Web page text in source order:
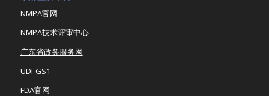
NMPA官网
NMPA技术评审中心
广东省政务服务网
UDI-GS1
FDA官网